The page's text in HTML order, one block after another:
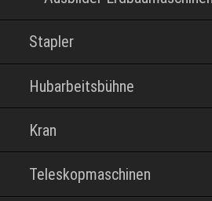
Stapler
Hubarbeitsbühne
Kran
Teleskopmaschinen